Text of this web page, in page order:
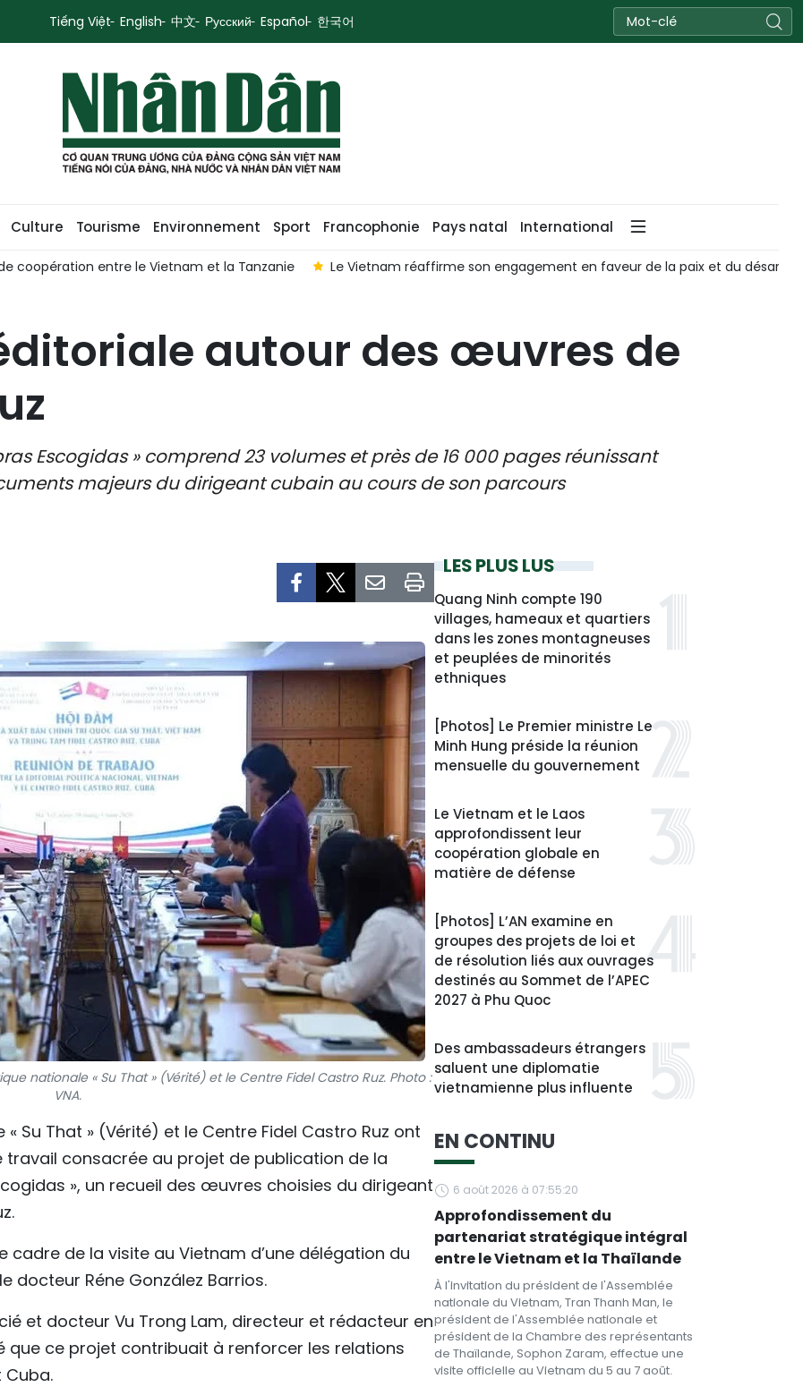
Tiếng Việt English 中文 Русский Español 한국어
Culture Tourisme Environnement Sport Francophonie Pays natal International
coopération entre le Vietnam et la Tanzanie Le Vietnam réaffirme son engagement en faveur de la paix et du
autour des œuvres de
Escogidas » comprend 23 volumes et près de 16 000 pages réunissant
majeurs du dirigeant cubain au cours de son parcours
nationale « Su That » (Vérité) et le Centre Fidel Castro Ruz. Photo :
VNA.
Su That » (Vérité) et le Centre Fidel Castro Ruz ont
travail consacrée au projet de publication de la
», un recueil des œuvres choisies du dirigeant
cadre de la visite au Vietnam d’une délégation du
docteur Réne González Barrios.
et docteur Vu Trong Lam, directeur et rédacteur en
que ce projet contribuait à renforcer les relations
Cuba.
LES PLUS LUS
Quang Ninh compte 190
villages, hameaux et quartiers
dans les zones montagneuses
et peuplées de minorités
ethniques
[Photos] Le Premier ministre Le
Minh Hung préside la réunion
mensuelle du gouvernement
Le Vietnam et le Laos
approfondissent leur
coopération globale en
matière de défense
[Photos] L’AN examine en
groupes des projets de loi et
de résolution liés aux ouvrages
destinés au Sommet de l’APEC
2027 à Phu Quoc
Des ambassadeurs étrangers
saluent une diplomatie
vietnamienne plus influente
EN CONTINU
6 août 2026 à 07:55:20
Approfondissement du
partenariat stratégique intégral
entre le Vietnam et la Thaïlande
À l'invitation du président de l'Assemblée
nationale du Vietnam, Tran Thanh Man, le
président de l'Assemblée nationale et
président de la Chambre des représentants
de Thaïlande, Sophon Zaram, effectue une
visite officielle au Vietnam du 5 au 7 août.